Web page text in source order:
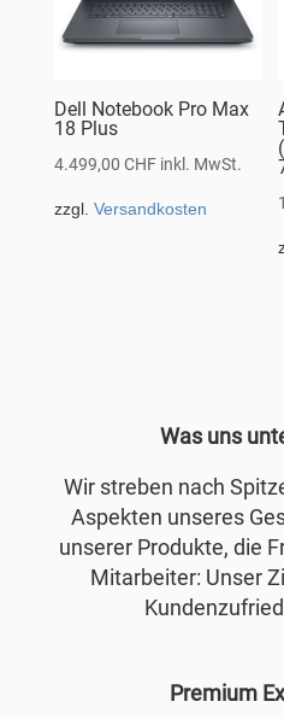
Dell Notebook Pro Max
18 Plus
4.499,00 CHF inkl. MwSt.
zzgl. Versandkosten
Was uns
Wir streben nach
Aspekten unseres
unserer Produkte, die
Mitarbeiter: Unser
Premium